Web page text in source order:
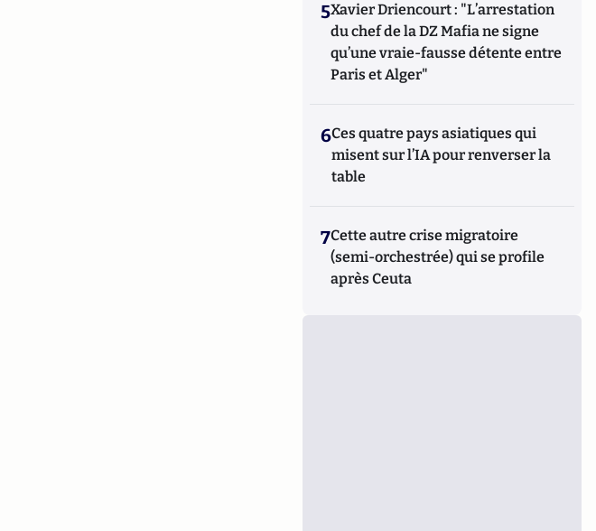
5Xavier Driencourt : "L’arrestation
du chef de la DZ Mafia ne signe
qu’une vraie-fausse détente entre
Paris et Alger"
6Ces quatre pays asiatiques qui
misent sur l’IA pour renverser la
table
7Cette autre crise migratoire
(semi-orchestrée) qui se profile
après Ceuta